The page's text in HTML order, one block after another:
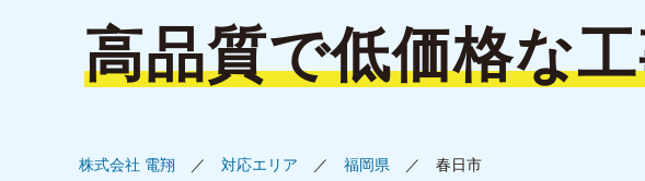
高品質で低価格な
株式会社 電翔 対応エリア 福岡県 春日市